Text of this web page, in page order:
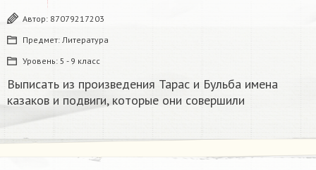
Автор: 87079217203
Предмет: Литература
Уровень: 5 - 9 класс
Выписать из произведения Тарас и Бульба имена
казаков и подвиги, которые они совершили